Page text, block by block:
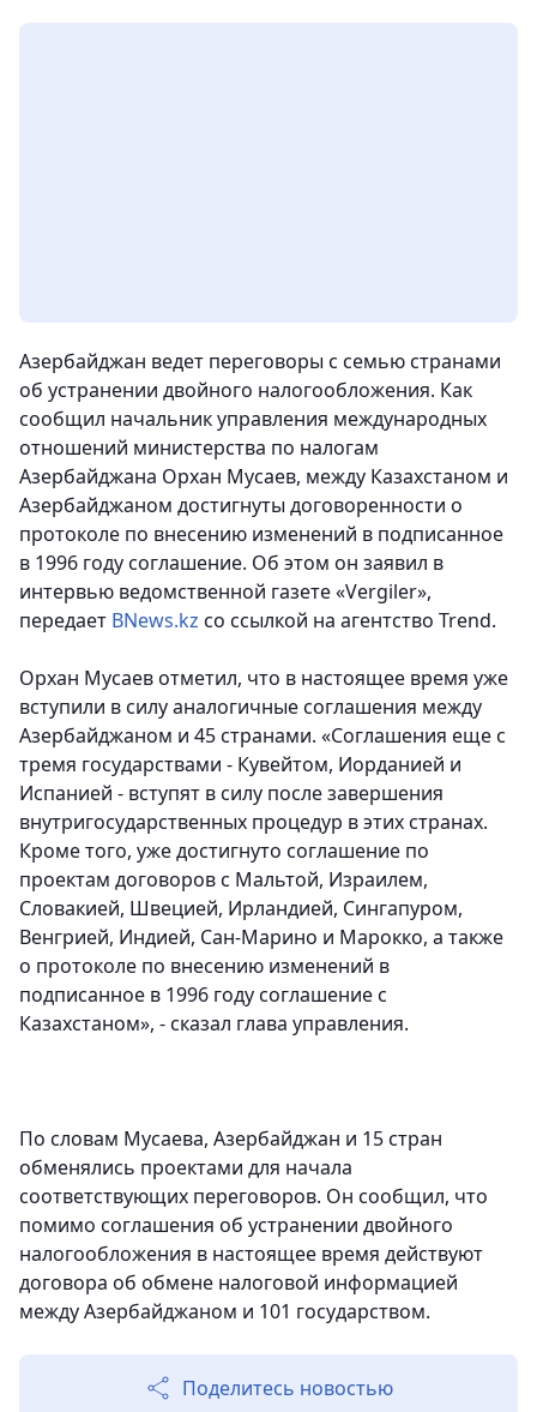
Азербайджан ведет переговоры с семью странами
об устранении двойного налогообложения. Как
сообщил начальник управления международных
отношений министерства по налогам
Азербайджана Орхан Мусаев, между Казахстаном и
Азербайджаном достигнуты договоренности о
протоколе по внесению изменений в подписанное
в 1996 году соглашение. Об этом он заявил в
интервью ведомственной газете «Vergiler»,
передает BNews.kz со ссылкой на агентство Trend.
Орхан Мусаев отметил, что в настоящее время уже
вступили в силу аналогичные соглашения между
Азербайджаном и 45 странами. «Соглашения еще с
тремя государствами - Кувейтом, Иорданией и
Испанией - вступят в силу после завершения
внутригосударственных процедур в этих странах.
Кроме того, уже достигнуто соглашение по
проектам договоров с Мальтой, Израилем,
Словакией, Швецией, Ирландией, Сингапуром,
Венгрией, Индией, Сан-Марино и Марокко, а также
о протоколе по внесению изменений в
подписанное в 1996 году соглашение с
Казахстаном», - сказал глава управления.
По словам Мусаева, Азербайджан и 15 стран
обменялись проектами для начала
соответствующих переговоров. Он сообщил, что
помимо соглашения об устранении двойного
налогообложения в настоящее время действуют
договора об обмене налоговой информацией
между Азербайджаном и 101 государством.
Поделитесь новостью